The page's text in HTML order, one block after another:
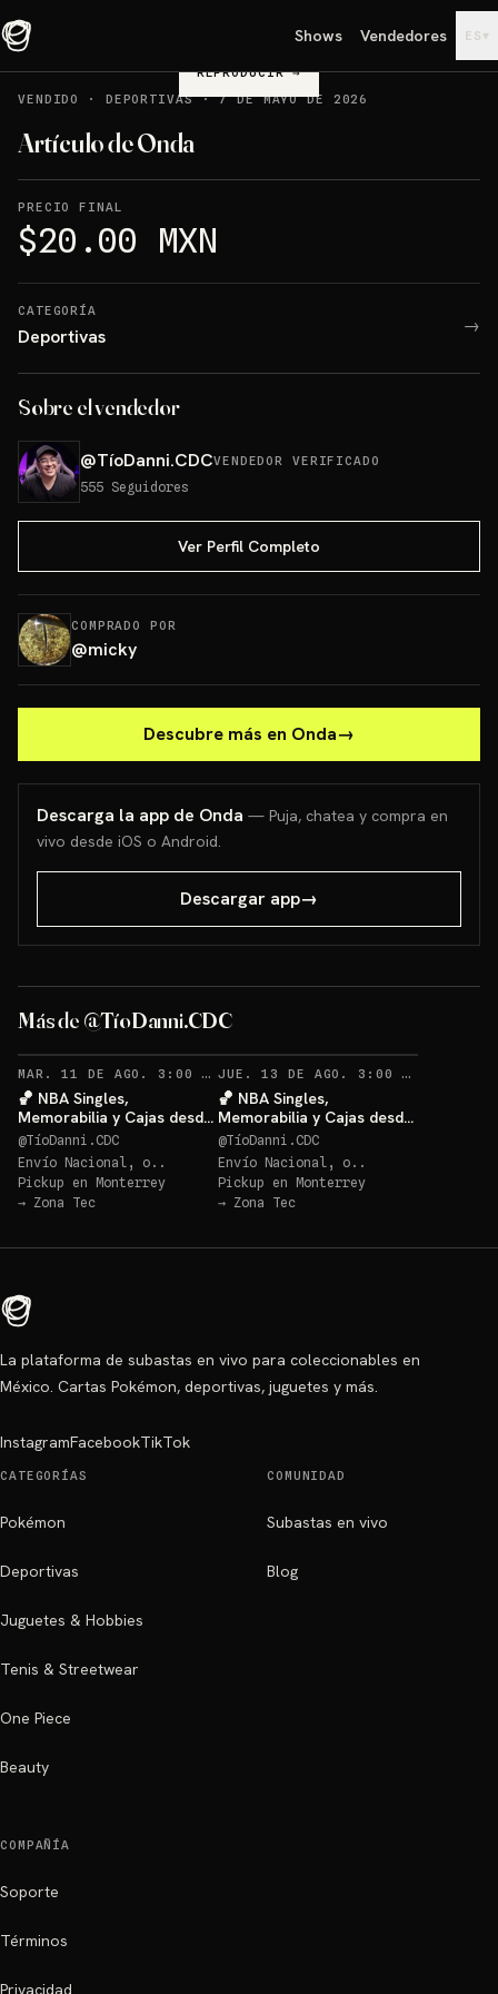
Shows Vendedores ES ▾
REPRODUCIR→
VENDIDO
· DEPORTIVAS·7 DE MAYO DE 2026
Artículo de Onda
PRECIO FINAL
$20.00 MXN
CATEGORÍA
Deportivas →
Sobre el vendedor
@TíoDanni.CDCVENDEDOR VERIFICADO
555 Seguidores
Ver Perfil Completo
COMPRADO POR
@micky
Descubre más en Onda→
Descarga la app de Onda — Puja, chatea y compra en
vivo desde iOS o Android.
Descargar app→
Más de @TíoDanni.CDC
MAR. 11 DE AGO. 3:00 AM · 62RECORDATORIOS
🏀 NBA Singles,
Memorabilia y Cajas desde
$20 🔥
@TíoDanni.CDC
Envío Nacional, o..
Pickup en Monterrey
→ Zona Tec
JUE. 13 DE AGO. 3:00 AM
🏀 NBA Singles,
Memorabilia y Cajas desde
$20 🔥
@TíoDanni.CDC
Envío Nacional, o..
Pickup en Monterrey
→ Zona Tec
La plataforma de subastas en vivo para coleccionables en
México. Cartas Pokémon, deportivas, juguetes y más.
InstagramFacebookTikTok
CATEGORÍAS
Pokémon
Deportivas
Juguetes & Hobbies
Tenis & Streetwear
One Piece
Beauty
COMUNIDAD
Subastas en vivo
Blog
COMPAÑÍA
Soporte
Términos
Privacidad